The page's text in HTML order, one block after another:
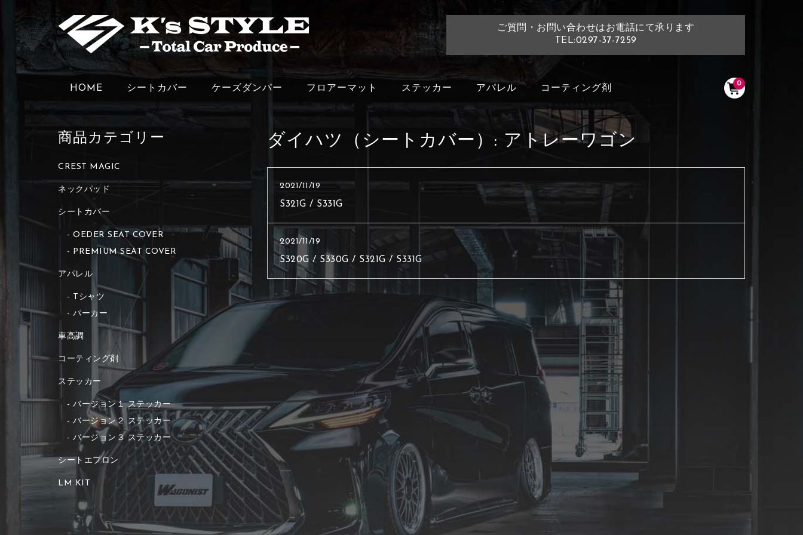
ご質問・お問い合わせはお電話にて承ります
TEL:0297-37-7259
0
HOME シートカバー ケーズダンパー フロアーマット ステッカー アパレル コーティング剤
ダイハツ（シートカバー）: アトレーワゴン
2021/11/19
S321G / S331G
2021/11/19
S320G / S330G / S321G / S331G
商品カテゴリー
CREST MAGIC
ネックパッド
シートカバー
OEDER SEAT COVER
PREMIUM SEAT COVER
アパレル
Tシャツ
パーカー
車高調
コーティング剤
ステッカー
バージョン１ ステッカー
バージョン２ ステッカー
バージョン３ ステッカー
シートエプロン
LM KIT